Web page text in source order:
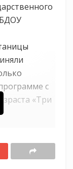
с
«Три